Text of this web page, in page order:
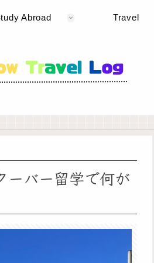
Abroad Travel
ーバー留学で何が